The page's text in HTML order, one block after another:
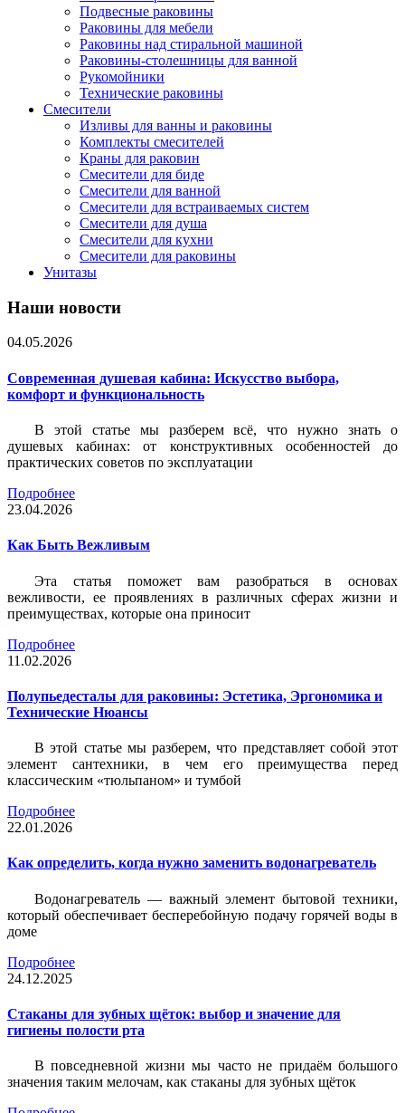
Подвесные раковины
Раковины для мебели
Раковины над стиральной машиной
Раковины-столешницы для ванной
Рукомойники
Технические раковины
Смесители
Изливы для ванны и раковины
Комплекты смесителей
Краны для раковин
Смесители для биде
Смесители для ванной
Смесители для встраиваемых систем
Смесители для душа
Смесители для кухни
Смесители для раковины
Унитазы
Наши новости
04.05.2026
Современная душевая кабина: Искусство выбора,
комфорт и функциональность
В этой статье мы разберем всё, что нужно знать о
душевых кабинах: от конструктивных особенностей до
практических советов по эксплуатации
Подробнее
23.04.2026
Как Быть Вежливым
Эта статья поможет вам разобраться в основах
вежливости, ее проявлениях в различных сферах жизни и
преимуществах, которые она приносит
Подробнее
11.02.2026
Полупьедесталы для раковины: Эстетика, Эргономика и
Технические Нюансы
В этой статье мы разберем, что представляет собой этот
элемент сантехники, в чем его преимущества перед
классическим «тюльпаном» и тумбой
Подробнее
22.01.2026
Как определить, когда нужно заменить водонагреватель
Водонагреватель — важный элемент бытовой техники,
который обеспечивает бесперебойную подачу горячей воды в
доме
Подробнее
24.12.2025
Стаканы для зубных щёток: выбор и значение для
гигиены полости рта
В повседневной жизни мы часто не придаём большого
значения таким мелочам, как стаканы для зубных щёток